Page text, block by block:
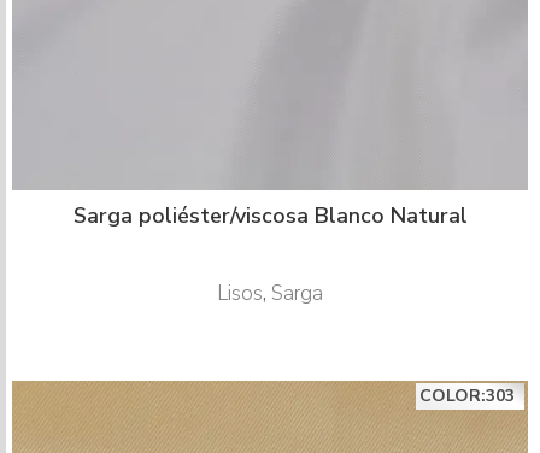
Sarga poliéster/viscosa Blanco Natural
Lisos, Sarga
COLOR:303